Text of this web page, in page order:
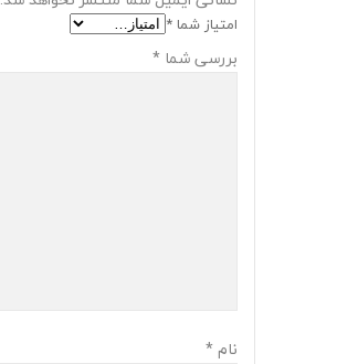
امتیاز شما *
بررسی شما *
نام*